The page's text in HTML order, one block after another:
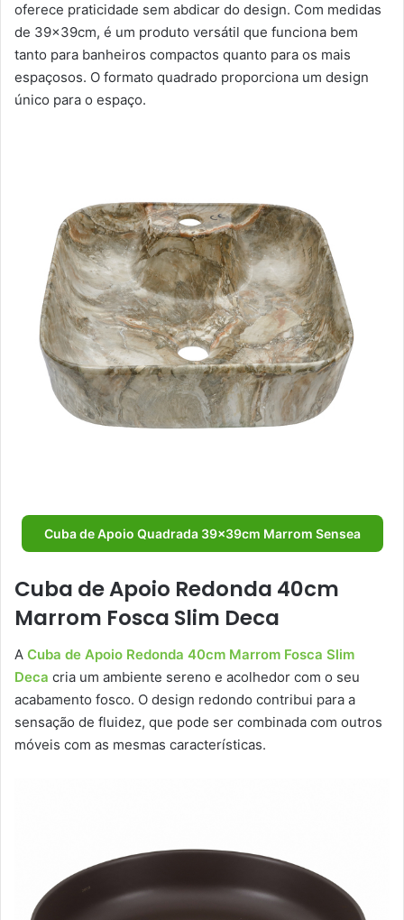
oferece praticidade sem abdicar do design. Com medidas
de 39x39cm, é um produto versátil que funciona bem
tanto para banheiros compactos quanto para os mais
espaçosos. O formato quadrado proporciona um design
único para o espaço.
Cuba de Apoio Quadrada 39x39cm Marrom Sensea
Cuba de Apoio Redonda 40cm
Marrom Fosca Slim Deca
A Cuba de Apoio Redonda 40cm Marrom Fosca Slim
Deca cria um ambiente sereno e acolhedor com o seu
acabamento fosco. O design redondo contribui para a
sensação de fluidez, que pode ser combinada com outros
móveis com as mesmas características.